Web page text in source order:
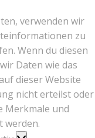
verwenden wir
zu
Wenn du diesen
Daten wie das
dieser Website
nicht erteilst oder
Merkmale und
werden.